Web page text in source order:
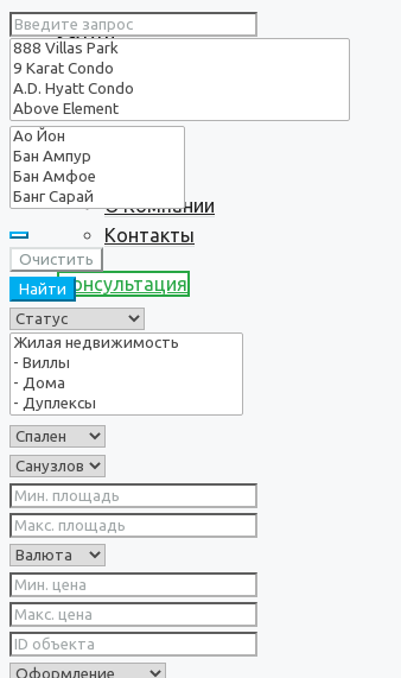
Услуги
О нас
О Компании
Контакты
Консультация
Очистить
Найти